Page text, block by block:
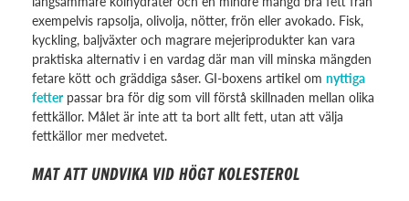
exempelvis rapsolja, olivolja, nötter, frön eller avokado. Fisk,
kyckling, baljväxter och magrare mejeriprodukter kan vara
praktiska alternativ i en vardag där man vill minska mängden
fetare kött och gräddiga såser. GI-boxens artikel om nyttiga
fetterpassar bra för dig som vill förstå skillnaden mellan olika
fettkällor. Målet är inte att ta bort allt fett, utan att välja
fettkällor mer medvetet.
MAT ATT UNDVIKA VID HÖGT KOLESTEROL